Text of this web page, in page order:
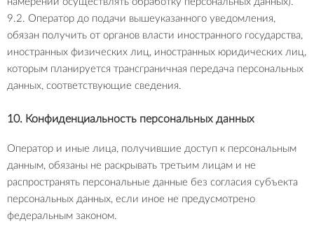
9.2. Оператор до подачи вышеуказанного уведомления,
обязан получить от органов власти иностранного государства,
иностранных физических лиц, иностранных юридических лиц,
которым планируется трансграничная передача персональных
данных, соответствующие сведения.
10. Конфиденциальность персональных данных
Оператор и иные лица, получившие доступ к персональным
данным, обязаны не раскрывать третьим лицам и не
распространять персональные данные без согласия субъекта
персональных данных, если иное не предусмотрено
федеральным законом.